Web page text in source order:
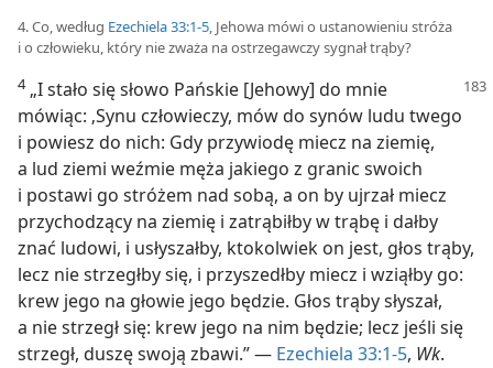
4. Co, według Ezechiela 33:1-5, Jehowa mówi o ustanowieniu stróża
i o człowieku, który nie zważa na ostrzegawczy sygnał trąby?
4„I stało się słowo Pańskie [Jehowy] do mnie
mówiąc: ‚Synu człowieczy, mów do synów ludu twego
i powiesz do nich: Gdy przywiodę miecz na ziemię,
a lud ziemi weźmie męża jakiego z granic swoich
i postawi go stróżem nad sobą, a on by ujrzał miecz
przychodzący na ziemię i zatrąbiłby w trąbę i dałby
znać ludowi, i usłyszałby, ktokolwiek on jest, głos trąby,
lecz nie strzegłby się, i przyszedłby miecz i wziąłby go:
krew jego na głowie jego będzie. Głos trąby słyszał,
a nie strzegł się: krew jego na nim będzie; lecz jeśli się
strzegł, duszę swoją zbawi.” — Ezechiela 33:1-5, Wk.